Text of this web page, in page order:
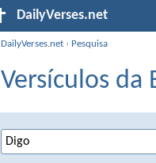
DailyVerses.net
DailyVerses.net › Pesquisa
Versículos da